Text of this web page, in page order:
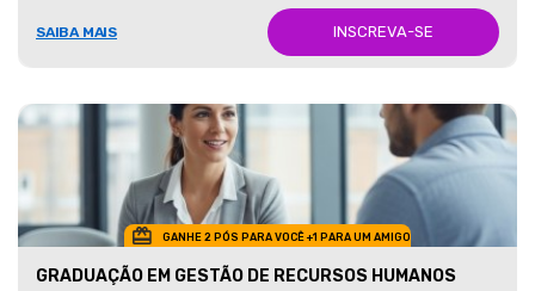
SAIBA MAIS INSCREVA-SE
GANHE 2 PÓS PARA VOCÊ +1 PARA UM AMIGO
GRADUAÇÃO EM GESTÃO DE RECURSOS HUMANOS